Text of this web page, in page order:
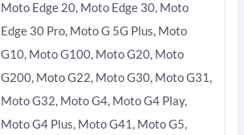
Moto Edge 20, Moto Edge 30, Moto
Edge 30 Pro, Moto G 5G Plus, Moto
G10, Moto G100, Moto G20, Moto
G200, Moto G22, Moto G30, Moto G31,
Moto G32, Moto G4, Moto G4 Play,
Moto G4 Plus, Moto G41, Moto G5,